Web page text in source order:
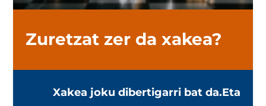
Zuretzat zer da xakea?
Xakea joku dibertigarri bat da.Eta